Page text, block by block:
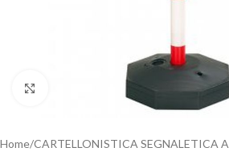
Home/CARTELLONISTICA SEGNALETICA